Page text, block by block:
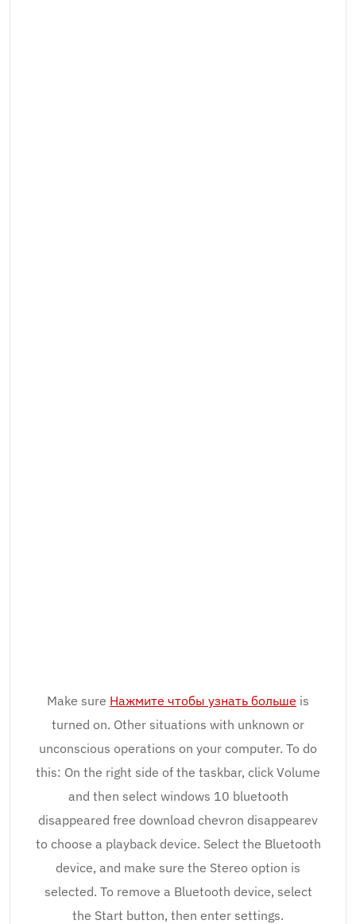
Make sure Нажмите чтобы узнать больше is
turned on. Other situations with unknown or
unconscious operations on your computer. To do
this: On the right side of the taskbar, click Volume
and then select windows 10 bluetooth
disappeared free download chevron disappearev
to choose a playback device. Select the Bluetooth
device, and make sure the Stereo option is
selected. To remove a Bluetooth device, select
the Start button, then enter settings.